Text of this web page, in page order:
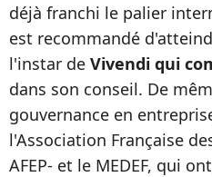
déjà franchi le palier
est recommandé
l'instar de Vivendi qui
dans son conseil. De
gouvernance en
l'Association Française
AFEP- et le MEDEF, qui